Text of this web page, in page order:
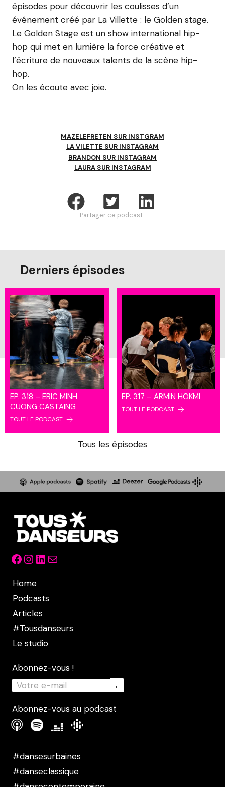
épisodes pour découvrir les coulisses d’un
événement créé par La Villette :⁠ le Golden stage.⁠
Le Golden Stage est un show international hip-
hop qui met en lumière la force créative et
l’écriture de nouveaux talents de la scène hip-
hop.
On les écoute avec joie.
MAZELEFRETEN SUR INSTGRAM
LA VILETTE SUR INSTAGRAM
BRANDON SUR INSTAGRAM
LAURA SUR INSTAGRAM
Partager ce podcast
Derniers épisodes
EP. 318 – ERIC MINH
CUONG CASTAING
TOUT LE PODCAST
EP. 317 – ARMIN HOKMI
TOUT LE PODCAST
Tous les épisodes
Facebook
Instagram
LinkedIn
Mail
Home
Podcasts
Articles
#Tousdanseurs
Le studio
Abonnez-vous !
Abonnez-vous au podcast
#dansesurbaines
#danseclassique